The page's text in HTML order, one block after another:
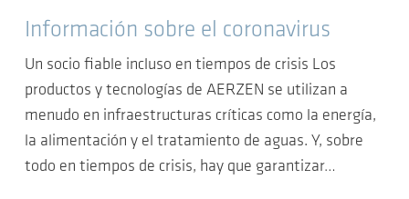
Información sobre el coronavirus
Un socio fiable incluso en tiempos de crisis Los
productos y tecnologías de AERZEN se utilizan a
menudo en infraestructuras críticas como la energía,
la alimentación y el tratamiento de aguas. Y, sobre
todo en tiempos de crisis, hay que garantizar…